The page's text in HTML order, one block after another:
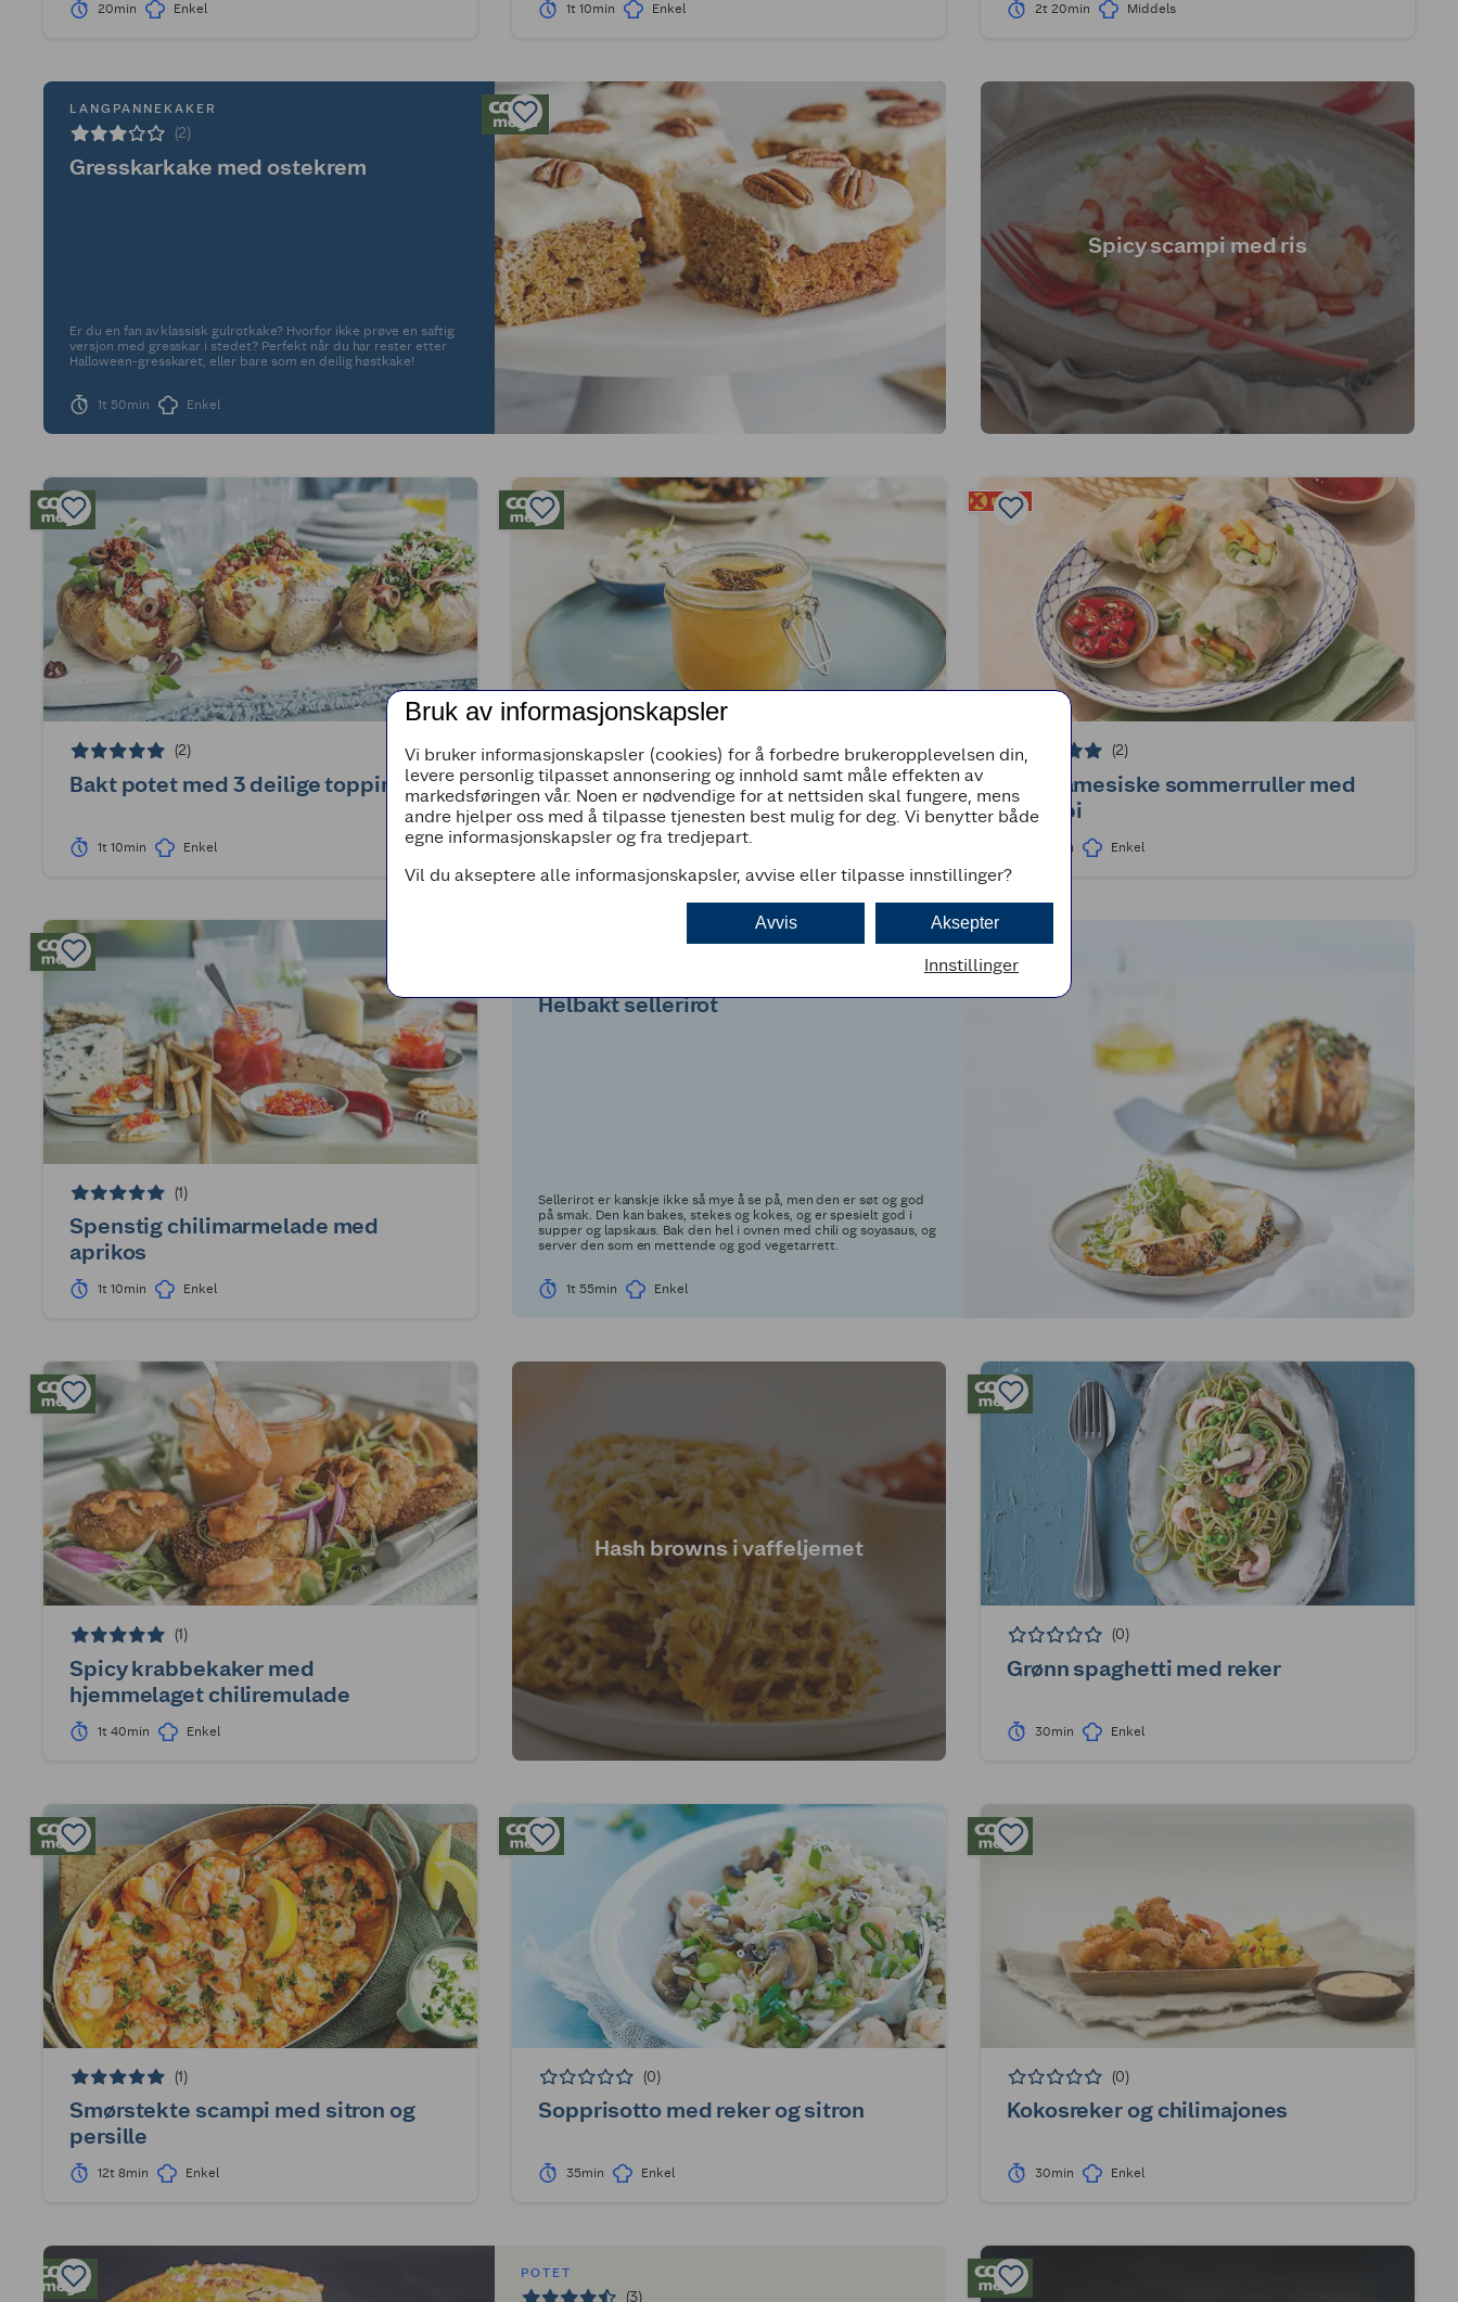
20min Enkel 1t 10min Enkel 2t 20min Middels
LANGPANNEKAKER
(2)
Gresskarkake med ostekrem
Er du en fan av klassisk gulrotkake? Hvorfor ikke prøve en saftig
versjon med gresskar i stedet? Perfekt når du har rester etter
Halloween-gresskaret, eller bare som en deilig høstkake!
1t 50min Enkel
Spicy scampi med ris
(2)
Bakt potet med 3 deilige toppinger
1t 10min Enkel
(0)
Hjemmelaget myntegelé
1t Enkel
(2)
Vietnamesiske sommerruller med
scampi
30min Enkel
(1)
Spenstig chilimarmelade med
aprikos
1t 10min Enkel
Helbakt sellerirot
Sellerirot er kanskje ikke så mye å se på, men den er søt og god
på smak. Den kan bakes, stekes og kokes, og er spesielt god i
supper og lapskaus. Bak den hel i ovnen med chili og soyasaus, og
server den som en mettende og god vegetarrett.
1t 55min Enkel
(1)
Spicy krabbekaker med
hjemmelaget chiliremulade
1t 40min Enkel
Hash browns i vaffeljernet
(0)
Grønn spaghetti med reker
30min Enkel
(1)
Smørstekte scampi med sitron og
persille
12t 8min Enkel
(0)
Sopprisotto med reker og sitron
35min Enkel
(0)
Kokosreker og chilimajones
30min Enkel
POTET
(3)
Bruk av informasjonskapsler
Vi bruker informasjonskapsler (cookies) for å forbedre brukeropplevelsen din,
levere personlig tilpasset annonsering og innhold samt måle effekten av
markedsføringen vår. Noen er nødvendige for at nettsiden skal fungere, mens
andre hjelper oss med å tilpasse tjenesten best mulig for deg. Vi benytter både
egne informasjonskapsler og fra tredjepart.
Vil du akseptere alle informasjonskapsler, avvise eller tilpasse innstillinger?
Aksepter
Avvis
Innstillinger